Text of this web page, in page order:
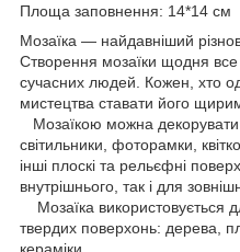
Площа заповнення: 14*14 см
Мозаїка — найдавніший
Створення мозаїки щодня
сучасних людей. Кожен, хто
мистецтва ставати його
Мозаїкою можна декорувати
світильники, фоторамки,
інші плоскі та рельєфні
внутрішнього, так і для
Мозаїка використовується
твердих поверхонь: дерева,
кераміки